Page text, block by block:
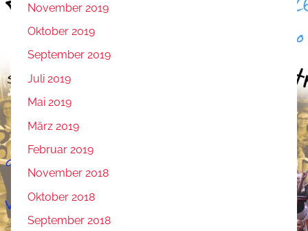
November 2019
Oktober 2019
September 2019
Juli 2019
Mai 2019
März 2019
Februar 2019
November 2018
Oktober 2018
September 2018